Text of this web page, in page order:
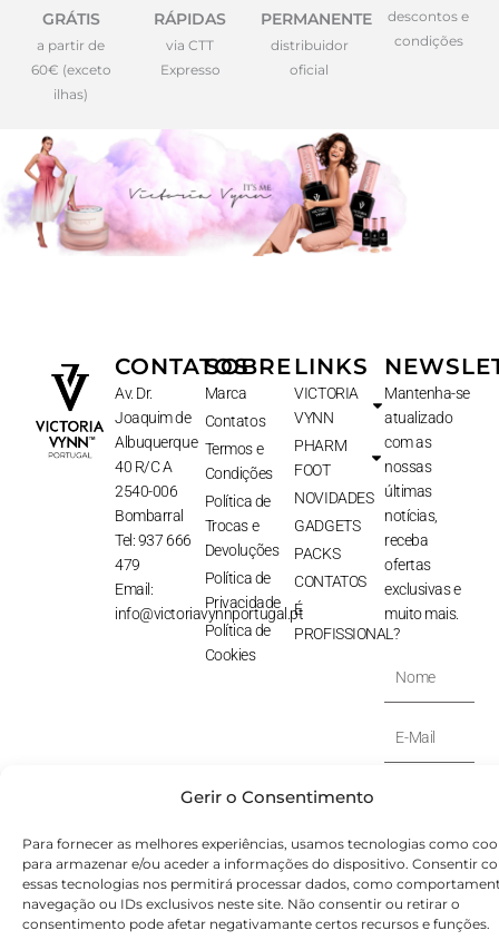
Gerir o Consentimento
Para fornecer as melhores experiências, usamos tecnologias como
para armazenar e/ou aceder a informações do dispositivo. Consentir
essas tecnologias nos permitirá processar dados, como
navegação ou IDs exclusivos neste site. Não consentir ou retirar o
consentimento pode afetar negativamante certos recursos e funções.
GRÁTIS
a partir de
60€ (exceto
ilhas)
RÁPIDAS
via CTT
Expresso
PERMANENTE
distribuidor
oficial
descontos e
condições
CONTATOS
Av. Dr.
Joaquim de
Albuquerque
40 R/C A
2540-006
Bombarral
Tel: 937 666
479
Email:
info@victoriavynnportugal.pt
SOBRE
Marca
Contatos
Termos e
Condições
Política de
Trocas e
Devoluções
Política de
Privacidade
Política de
Cookies
LINKS
VICTORIA
VYNN
PHARM
FOOT
NOVIDADES
GADGETS
PACKS
CONTATOS
É
PROFISSIONAL?
Mantenha-se
atualizado
com as
nossas
últimas
notícias,
receba
ofertas
exclusivas e
muito mais.
Nome
E-
Mail
© Victoryia Vynn Portugal 2026 by SVS.pt